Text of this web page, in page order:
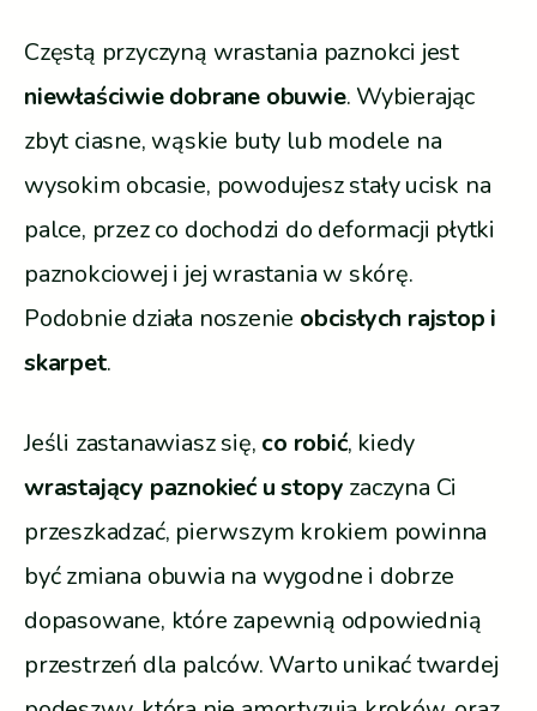
Częstą przyczyną wrastania paznokci jest
niewłaściwie dobrane obuwie. Wybierając
zbyt ciasne, wąskie buty lub modele na
wysokim obcasie, powodujesz stały ucisk na
palce, przez co dochodzi do deformacji płytki
paznokciowej i jej wrastania w skórę.
Podobnie działa noszenie obcisłych rajstop i
skarpet.
Jeśli zastanawiasz się, co robić, kiedy
wrastający paznokieć u stopy zaczyna Ci
przeszkadzać, pierwszym krokiem powinna
być zmiana obuwia na wygodne i dobrze
dopasowane, które zapewnią odpowiednią
przestrzeń dla palców. Warto unikać twardej